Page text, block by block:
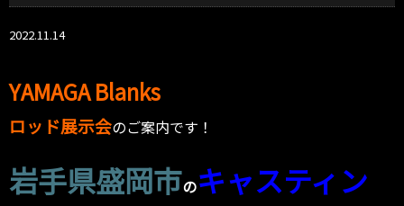
2022.11.14
YAMAGA Blanks
ロッド展示会のご案内です！
岩手県盛岡市のキャスティン